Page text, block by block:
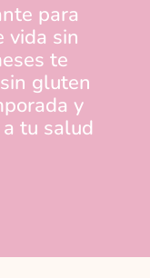
para
vida sin
te
gluten
y
tu salud